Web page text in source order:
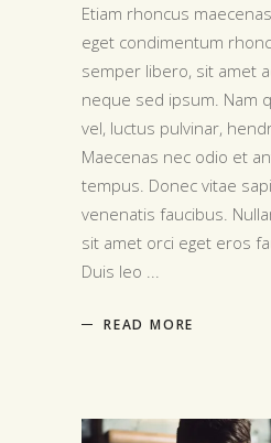
Etiam rhoncus
eget condimentum
semper libero, sit amet
neque sed ipsum. Nam
vel, luctus pulvinar,
Maecenas nec odio et
tempus. Donec vitae
venenatis faucibus.
sit amet orci eget eros
Duis leo
READ MORE